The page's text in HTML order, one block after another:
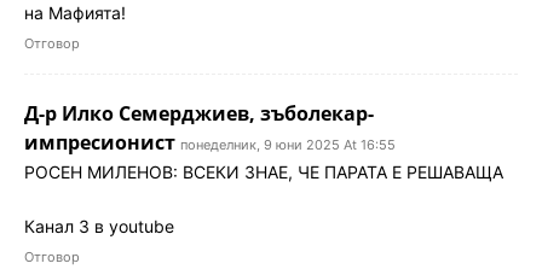
на Мафията!
Отговор
Д-р Илко Семерджиев, зъболекар-
импресионист понеделник, 9 юни 2025 At 16:55
РОСЕН МИЛЕНОВ: ВСЕКИ ЗНАЕ, ЧЕ ПАРАТА Е РЕШАВАЩА
Канал 3 в youtube
Отговор